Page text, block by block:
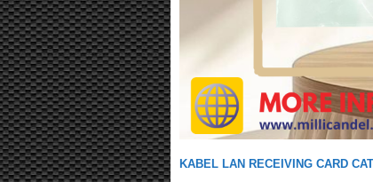
KABEL LAN RECEIVING CARD